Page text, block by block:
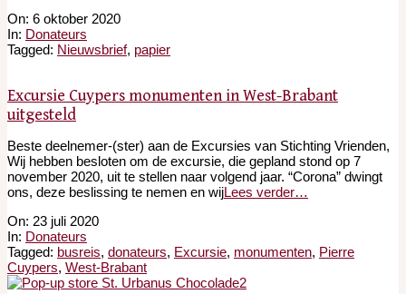
2020-
10-
06
On: 6 oktober 2020
In: Donateurs
Tagged: Nieuwsbrief, papier
Excursie Cuypers monumenten in West-Brabant
uitgesteld
Beste deelnemer-(ster) aan de Excursies van Stichting Vrienden,
Wij hebben besloten om de excursie, die gepland stond op 7
november 2020, uit te stellen naar volgend jaar. “Corona” dwingt
ons, deze beslissing te nemen en wijLees verder…
2020-
07-
23
On: 23 juli 2020
In: Donateurs
Tagged: busreis, donateurs, Excursie, monumenten, Pierre
Cuypers, West-Brabant